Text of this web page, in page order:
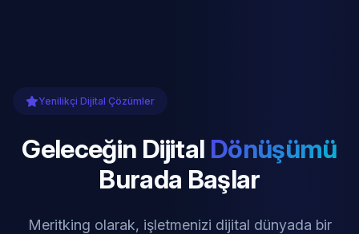
Yenilikçi Dijital Çözümler
Geleceğin Dijital Dönüşümü
Burada Başlar
Meritking olarak, işletmenizi dijital dünyada bir